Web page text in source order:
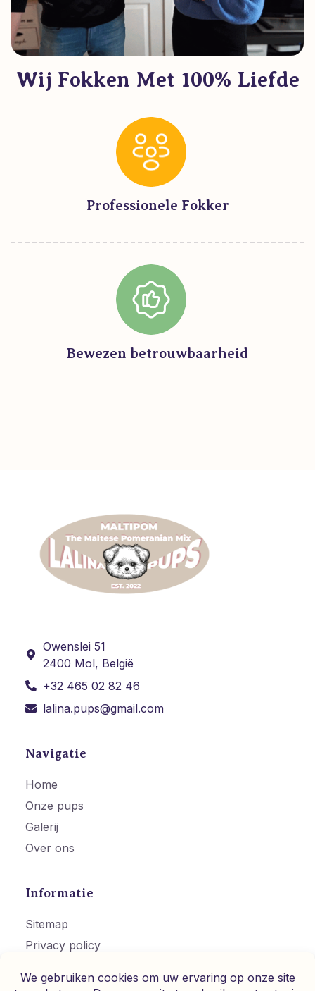
Wij Fokken Met 100% Liefde
Professionele Fokker
Bewezen betrouwbaarheid
Owenslei 51
2400 Mol, België
+32 465 02 82 46
lalina.pups@gmail.com
Navigatie
Home
Onze pups
Galerij
Over ons
Informatie
Sitemap
Privacy policy